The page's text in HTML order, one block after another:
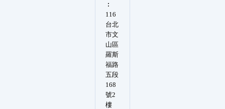
︰
116
台北
市文
山區
羅斯
福路
五段
168
號2
樓